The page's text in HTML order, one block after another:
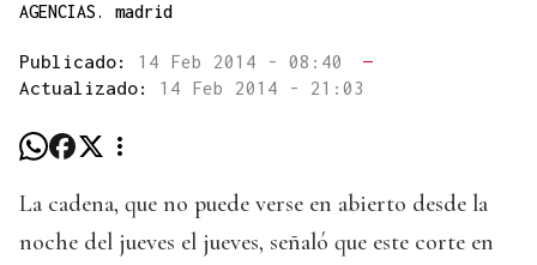
AGENCIAS. madrid
Publicado: 14 Feb 2014 - 08:40
—
Actualizado: 14 Feb 2014 - 21:03
La cadena, que no puede verse en abierto desde la
noche del jueves el jueves, señaló que este corte en